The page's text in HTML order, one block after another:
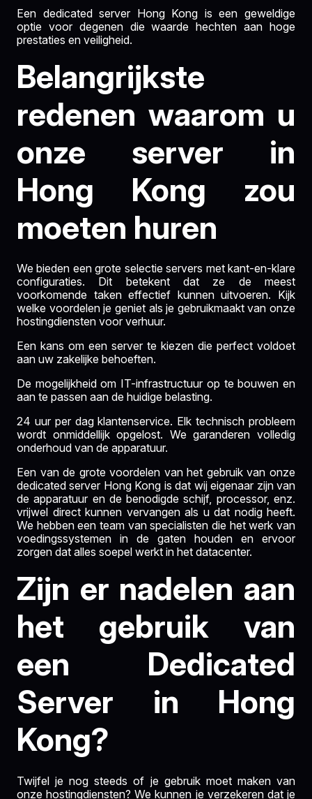
Een dedicated server Hong Kong is een geweldige
optie voor degenen die waarde hechten aan hoge
prestaties en veiligheid.
Belangrijkste
redenen waarom u
onze server in
Hong Kong zou
moeten huren
We bieden een grote selectie servers met kant-en-klare
configuraties. Dit betekent dat ze de meest
voorkomende taken effectief kunnen uitvoeren. Kijk
welke voordelen je geniet als je gebruikmaakt van onze
hostingdiensten voor verhuur.
Een kans om een server te kiezen die perfect voldoet
aan uw zakelijke behoeften.
De mogelijkheid om IT-infrastructuur op te bouwen en
aan te passen aan de huidige belasting.
24 uur per dag klantenservice. Elk technisch probleem
wordt onmiddellijk opgelost. We garanderen volledig
onderhoud van de apparatuur.
Een van de grote voordelen van het gebruik van onze
dedicated server Hong Kong is dat wij eigenaar zijn van
de apparatuur en de benodigde schijf, processor, enz.
vrijwel direct kunnen vervangen als u dat nodig heeft.
We hebben een team van specialisten die het werk van
voedingssystemen in de gaten houden en ervoor
zorgen dat alles soepel werkt in het datacenter.
Zijn er nadelen aan
het gebruik van
een Dedicated
Server in Hong
Kong?
Twijfel je nog steeds of je gebruik moet maken van
onze hostingdiensten? We kunnen je verzekeren dat je